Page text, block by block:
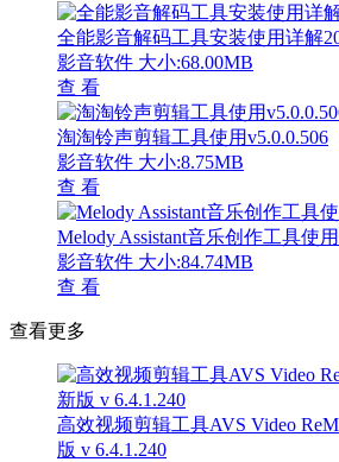
全能影音解码工具安装使用详解
影音软件 大小:68.00MB
查 看
淘淘铃声剪辑工具使用v5.0.0.506
影音软件 大小:8.75MB
查 看
Melody Assistant音乐创作工具使
影音软件 大小:84.74MB
查 看
查看更多
高效视频剪辑工具AVS Video
版 v 6.4.1.240